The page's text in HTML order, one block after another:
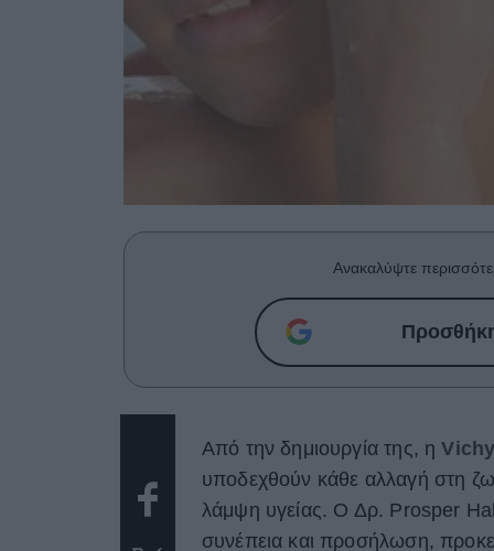
Ανακαλύψτε
Από την δημιουργία της, ηVichy
υποδεχθούν κάθε αλλαγή στη
λάμψη υγείας. Ο Δρ. Prosper
συνέπεια και προσήλωση,